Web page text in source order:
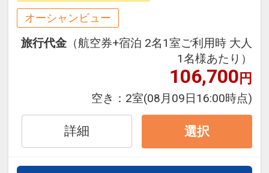
オーシャンビュー
旅行代金 （航空券+宿泊 2名1室ご利用時 大人
1名様あたり）
106,700円
空き： 2室(08月09日16:00時点)
詳細 選択